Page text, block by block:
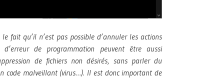
fait qu’il n’est pas possible d’annuler les actions
de programmation peuvent être aussi
de fichiers non désirés, sans parler du
code malveillant (virus…). Il est donc important de